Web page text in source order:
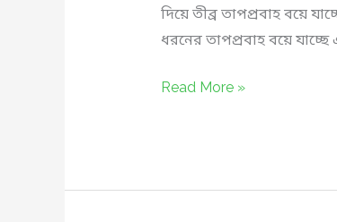
দিয়ে তীব্র তাপপ্রবাহ বয়ে
ধরনের তাপপ্রবাহ বয়ে
তীব্র
কিছুদিন
Read More »